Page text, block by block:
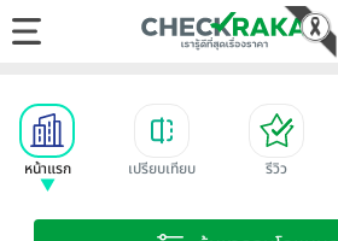
หน้าแรก เปรียบเทียบ รีวิว